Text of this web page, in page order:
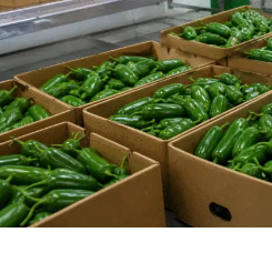
mercados, como os Estados
desempenho positivo e
satisfatório das exportações.
Veja em primeira mão
pecuária, economia e
Canal Rural no Google
Preços da arroba